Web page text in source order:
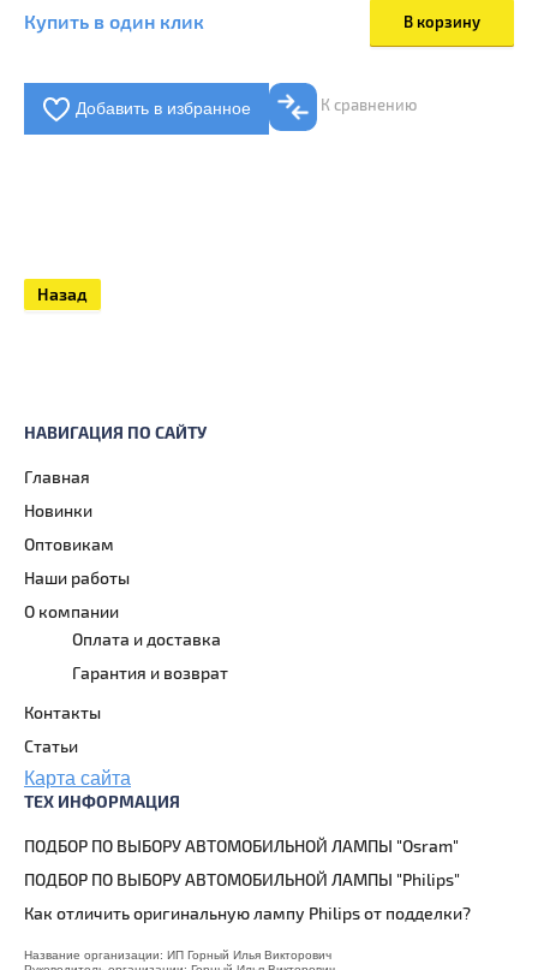
Купить в один клик В корзину
Добавить в избранное К сравнению
Назад
НАВИГАЦИЯ ПО САЙТУ
Главная
Новинки
Оптовикам
Наши работы
О компании
Оплата и доставка
Гарантия и возврат
Контакты
Статьи
Карта сайта
ТЕХ ИНФОРМАЦИЯ
ПОДБОР ПО ВЫБОРУ АВТОМОБИЛЬНОЙ ЛАМПЫ "Osram"
ПОДБОР ПО ВЫБОРУ АВТОМОБИЛЬНОЙ ЛАМПЫ "Philips"
Как отличить оригинальную лампу Philips от подделки?
Название организации: ИП Горный Илья Викторович